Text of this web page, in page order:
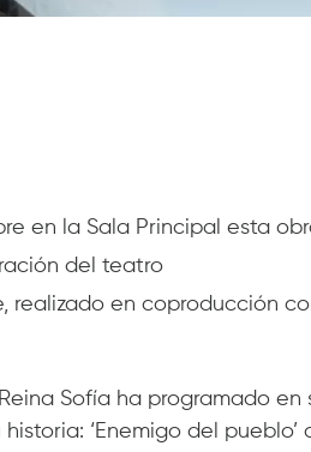
en la Sala Principal esta
del teatro
realizado en coproducción
Sofía ha programado en
‘Enemigo del pueblo’